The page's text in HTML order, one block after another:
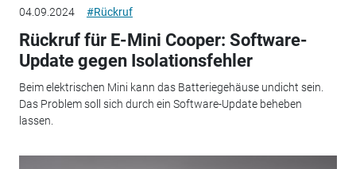
04.09.2024 #Rückruf
Rückruf für E-Mini Cooper: Software-
Update gegen Isolationsfehler
Beim elektrischen Mini kann das Batteriegehäuse undicht sein.
Das Problem soll sich durch ein Software-Update beheben
lassen.